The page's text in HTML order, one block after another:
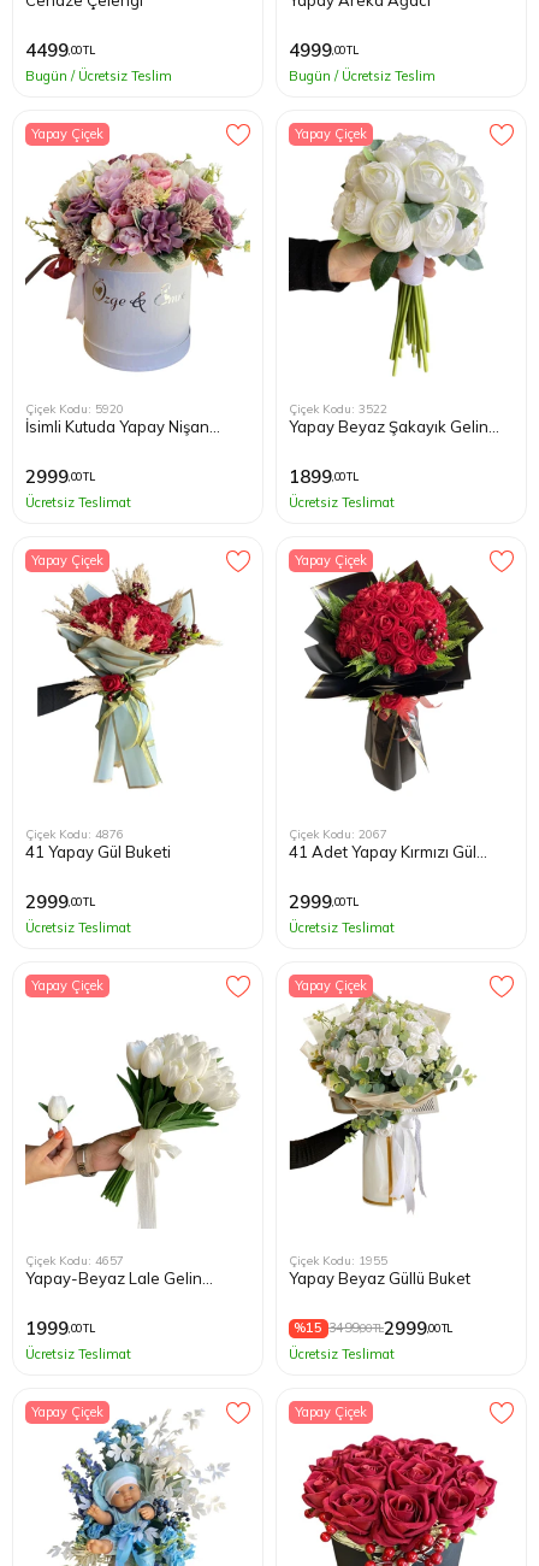
4499,00 TL
Bugün / Ücretsiz Teslim
4999,00 TL
Bugün / Ücretsiz Teslim
Yapay Çiçek
Çiçek Kodu: 5920
İsimli Kutuda Yapay Nişan
2999,00 TL
Ücretsiz Teslimat
Yapay Çiçek
Çiçek Kodu: 3522
Yapay Beyaz Şakayık Gelin
1899,00 TL
Ücretsiz Teslimat
Yapay Çiçek
Çiçek Kodu: 4876
41 Yapay Gül Buketi
2999,00 TL
Ücretsiz Teslimat
Yapay Çiçek
Çiçek Kodu: 2067
41 Adet Yapay Kırmızı Gül
2999,00 TL
Ücretsiz Teslimat
Yapay Çiçek
Çiçek Kodu: 4657
Yapay-Beyaz Lale Gelin
1999,00 TL
Ücretsiz Teslimat
Yapay Çiçek
Çiçek Kodu: 1955
Yapay Beyaz Güllü Buket
%15 3499,00 TL2999,00 TL
Ücretsiz Teslimat
Yapay Çiçek Yapay Çiçek